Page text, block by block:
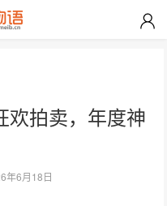
欢拍卖，年度神
年6月18日